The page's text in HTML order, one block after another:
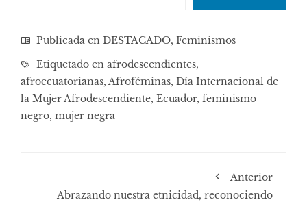
Publicada en DESTACADO, Feminismos
Etiquetado en afrodescendientes,
afroecuatorianas, Afroféminas, Día Internacional de
la Mujer Afrodescendiente, Ecuador, feminismo
negro, mujer negra
Anterior
Abrazando nuestra etnicidad, reconociendo